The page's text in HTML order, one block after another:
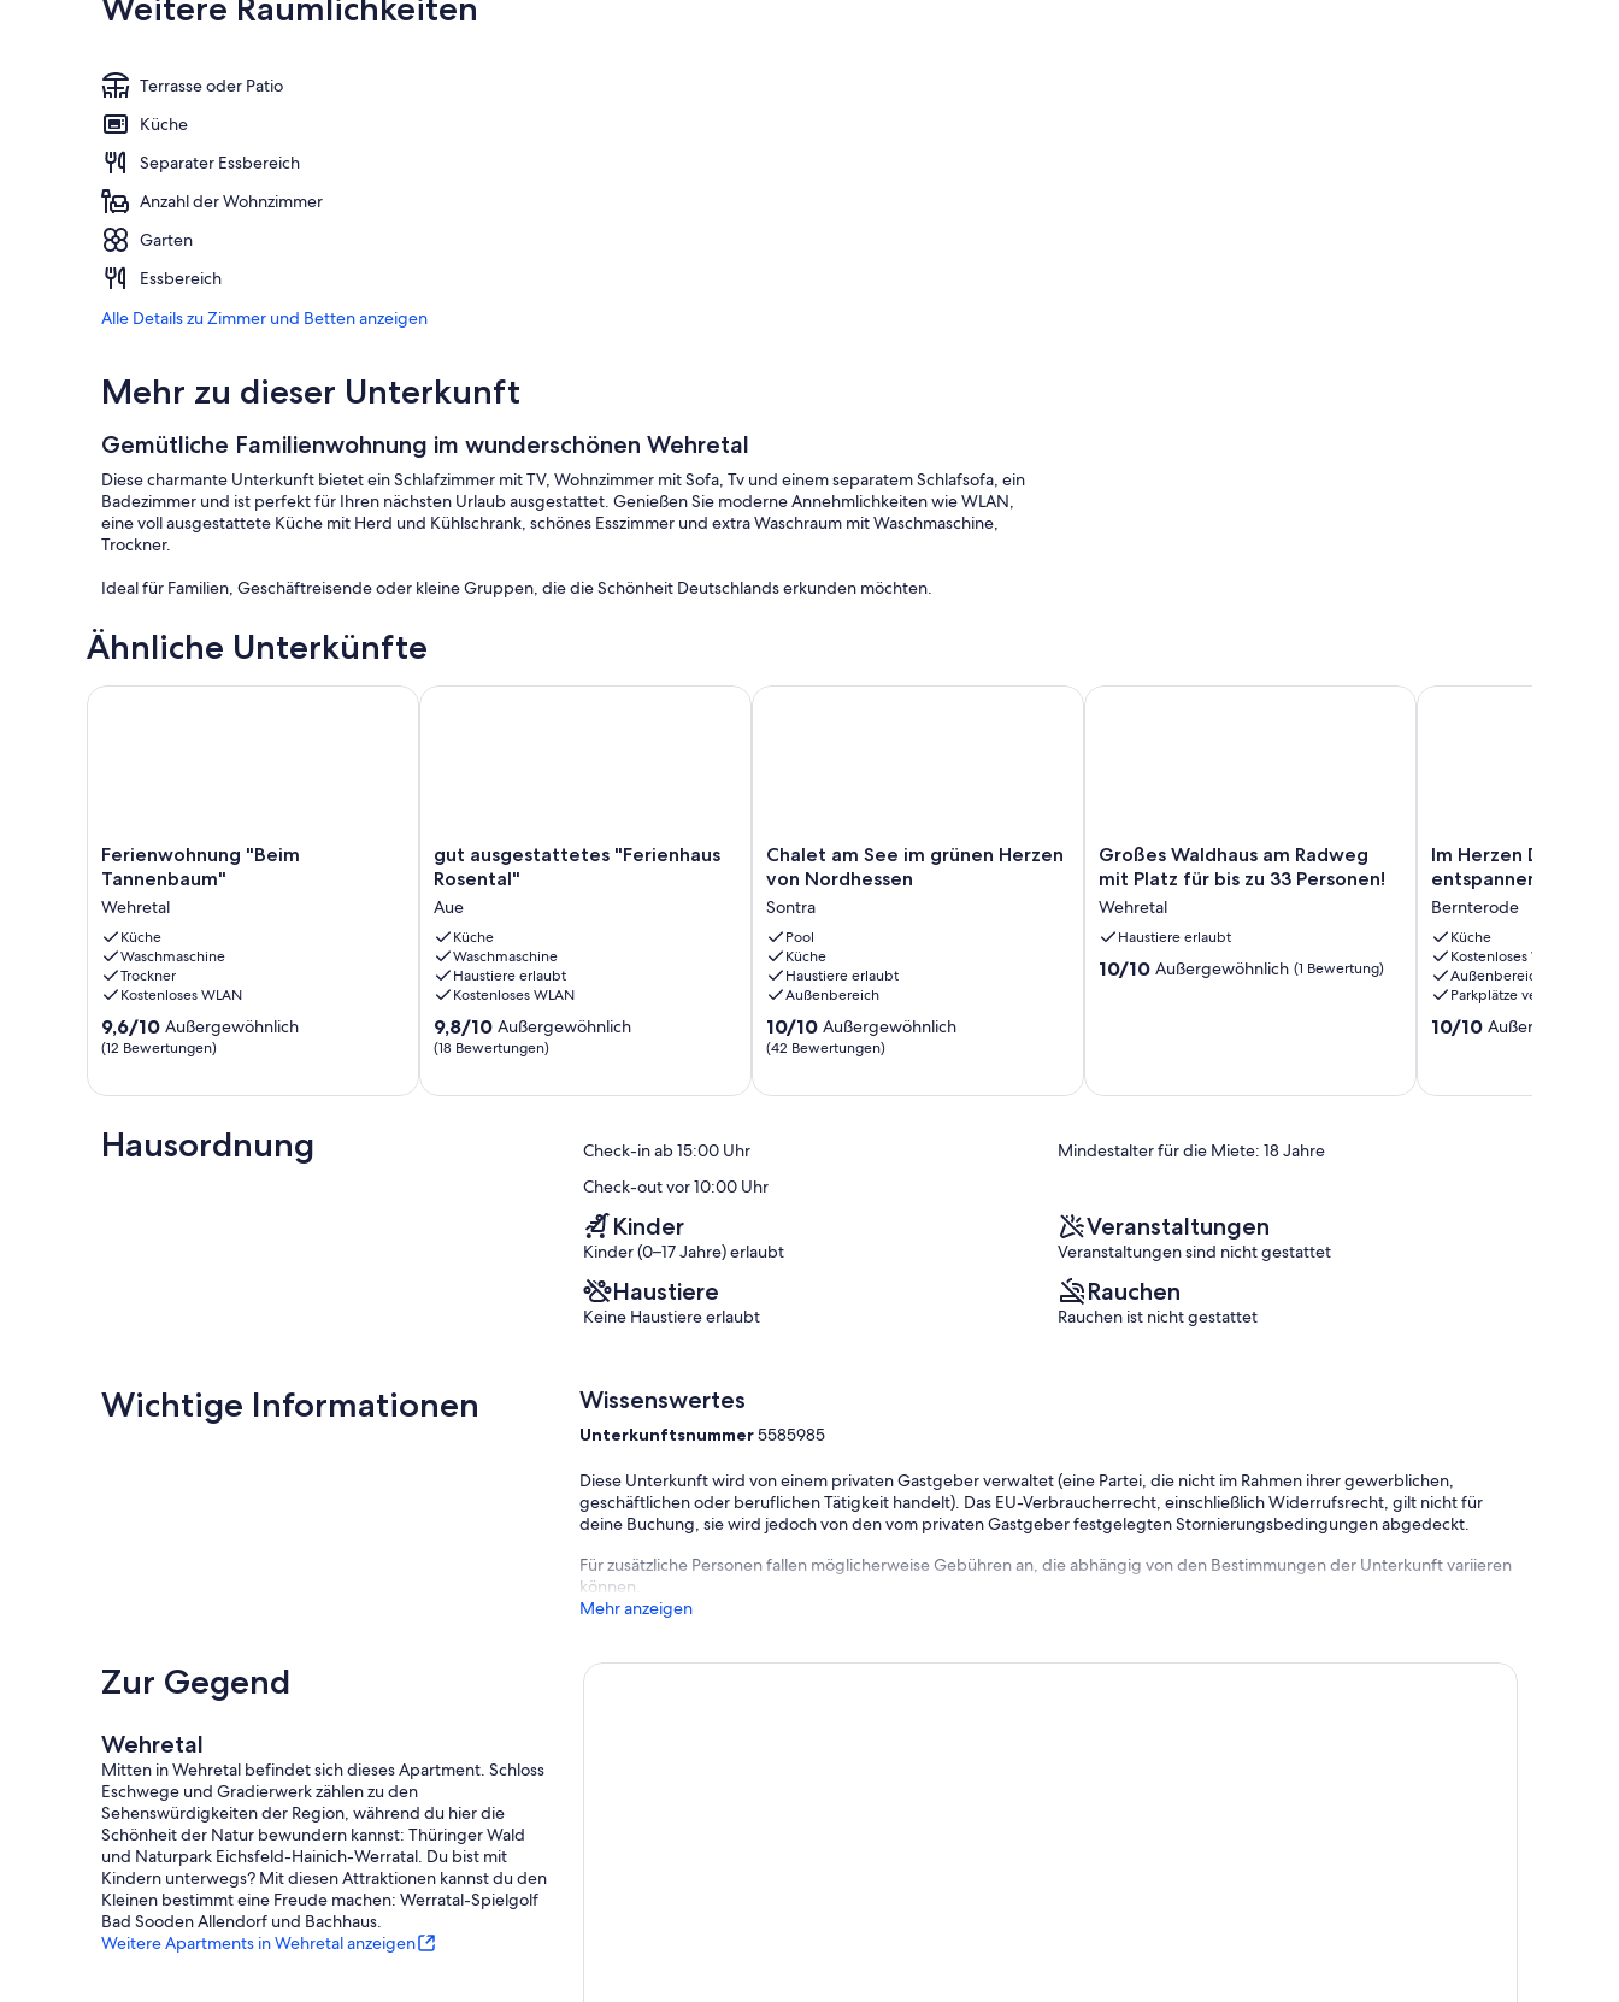
Weitere Räumlichkeiten
Terrasse oder Patio
Küche
Separater Essbereich
Anzahl der Wohnzimmer
Garten
Essbereich
Alle Details zu Zimmer und Betten anzeigen
Mehr zu dieser Unterkunft
Gemütliche Familienwohnung im wunderschönen Wehretal
Diese charmante Unterkunft bietet ein Schlafzimmer mit TV, Wohnzimmer mit Sofa, Tv und einem separatem Schlafsofa, ein
Badezimmer und ist perfekt für Ihren nächsten Urlaub ausgestattet. Genießen Sie moderne Annehmlichkeiten wie WLAN,
eine voll ausgestattete Küche mit Herd und Kühlschrank, schönes Esszimmer und extra Waschraum mit Waschmaschine,
Trockner.
Ideal für Familien, Geschäftreisende oder kleine Gruppen, die die Schönheit Deutschlands erkunden möchten.
Ähnliche Unterkünfte
Ferienwohnung
"Beim
Wehretal
Ferienwohnung "Beim
Tannenbaum"
Wehretal
Küche
Waschmaschine
Trockner
Kostenloses WLAN
9.6
von
Außergewöhnlich,
Bewertungen)
9,6/10 Außergewöhnlich
(12 Bewertungen)
Ferienwohnung "Beim Tannenbaum"
gut
ausgestattetes
Rosental"
Aue
gut ausgestattetes "Ferienhaus
Rosental"
Aue
Küche
Waschmaschine
Haustiere erlaubt
Kostenloses WLAN
9.8
von
Außergewöhnlich,
9,8/10 Außergewöhnlich
(18 Bewertungen)
gut ausgestattetes "Ferienhaus Rosental"
Chalet
am
im
grünen
Herzen
von
Nordhessen
Sontra
Chalet am See im grünen Herzen
von Nordhessen
Sontra
Pool
Küche
Haustiere erlaubt
Außenbereich
10.0
von
Außergewöhnlich,
10/10 Außergewöhnlich
(42 Bewertungen)
Chalet am See im grünen Herzen von Nordhessen
Großes
Waldhaus
Radweg
mit
Platz
für
Wehretal
Großes Waldhaus am Radweg
mit Platz für bis zu 33 Personen!
Wehretal
Haustiere erlaubt
10.0
10/10 Außergewöhnlich (1 Bewertung)
Großes Waldhaus am Radweg mit Platz für bis zu 33
Im
Herzen
Deutschlands
entspannen
Bernterode
Im Herzen
entspannen
Bernterode
Küche
Kostenloses WLAN
Außenbereich
Parkplätze verfügbar
10.0
Außergewöhnlich,
10/10
Im Herzen
Hausordnung Check-in ab 15:00 Uhr
Mindestalter für die Miete: 18 Jahre
Check-out vor 10:00 Uhr
Kinder
Kinder (0–17 Jahre) erlaubt
Veranstaltungen
Veranstaltungen sind nicht gestattet
Haustiere
Keine Haustiere erlaubt
Rauchen
Rauchen ist nicht gestattet
Wichtige Informationen Wissenswertes
Unterkunftsnummer5585985
Diese Unterkunft wird von einem privaten Gastgeber verwaltet (eine Partei, die nicht im Rahmen ihrer gewerblichen,
geschäftlichen oder beruflichen Tätigkeit handelt). Das EU-Verbraucherrecht, einschließlich Widerrufsrecht, gilt nicht für
deine Buchung, sie wird jedoch von den vom privaten Gastgeber festgelegten Stornierungsbedingungen abgedeckt.
Für zusätzliche Personen fallen möglicherweise Gebühren an, die abhängig von den Bestimmungen der Unterkunft variieren
können.
Mehr anzeigen
Zur Gegend
Wehretal
Mitten in Wehretal befindet sich dieses Apartment. Schloss
Eschwege und Gradierwerk zählen zu den
Sehenswürdigkeiten der Region, während du hier die
Schönheit der Natur bewundern kannst: Thüringer Wald
und Naturpark Eichsfeld-Hainich-Werratal. Du bist mit
Kindern unterwegs? Mit diesen Attraktionen kannst du den
Kleinen bestimmt eine Freude machen: Werratal-Spielgolf
Bad Sooden Allendorf und Bachhaus.
Weitere Apartments in Wehretal anzeigen